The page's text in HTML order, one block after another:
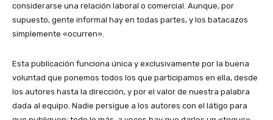
considerarse una relación laboral o comercial. Aunque, por
supuesto, gente informal hay en todas partes, y los batacazos
simplemente «ocurren».
Esta publicación funciona única y exclusivamente por la buena
voluntad que ponemos todos los que participamos en ella, desde
los autores hasta la dirección, y por el valor de nuestra palabra
dada al equipo. Nadie persigue a los autores con el látigo para